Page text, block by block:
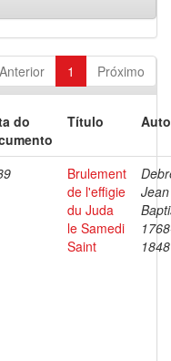
Anterior 1 Próximo
do
Título
Brulement
de l'effigie
du Juda
le Samedi
Saint
Jean
1848